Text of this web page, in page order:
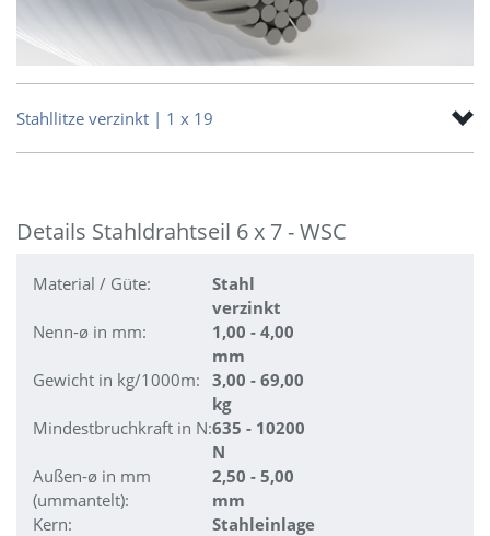
Stahllitze verzinkt | 1 x 19
Details Stahldrahtseil 6 x 7 - WSC
Material / Güte:
Stahl
verzinkt
Nenn-ø in mm:
1,00 - 4,00
mm
Gewicht in kg/1000m: 3,00 - 69,00
kg
Mindestbruchkraft in N:635 - 10200
N
Außen-ø in mm
(ummantelt):
2,50 - 5,00
mm
Kern:
Stahleinlage